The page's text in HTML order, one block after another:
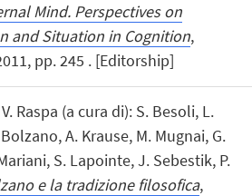
Mind. Perspectives on
and Situation in Cognition,
pp. 245 . [Editorship]
Raspa (a cura di): S. Besoli, L.
A. Krause, M. Mugnai, G.
S. Lapointe, J. Sebestik, P.
e la tradizione filosofica,